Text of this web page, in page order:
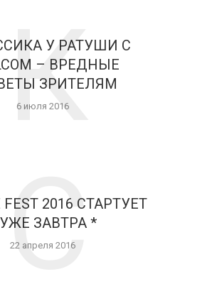
У РАТУШИ С
– ВРЕДНЫЕ
ЗРИТЕЛЯМ
6 июля 2016
К
FEST 2016 СТАРТУЕТ
УЖЕ ЗАВТРА *
22 апреля 2016
C